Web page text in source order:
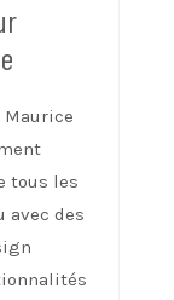
tous les
avec des